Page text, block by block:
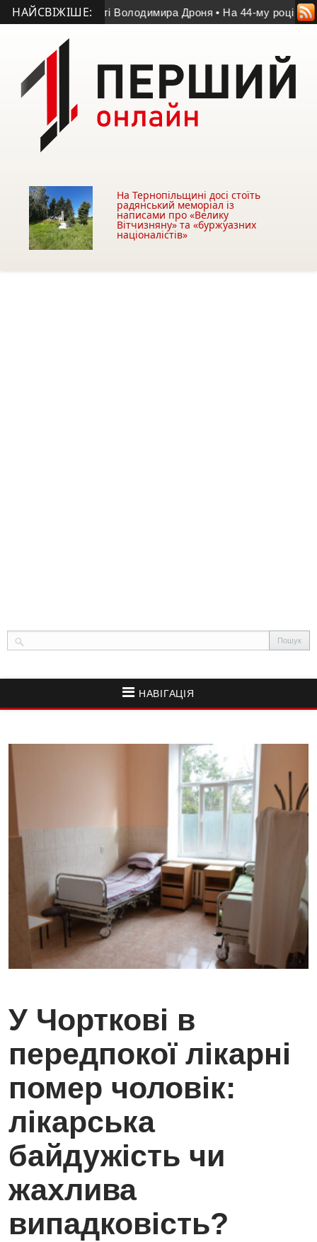
НАЙСВІЖІШЕ:
матчі пам’яті Володимира Дроня • На 44-му році життя
На Тернопільщині досі стоїть
радянський меморіал із
написами про «Велику
Вітчизняну» та «буржуазних
націоналістів»
НАВІГАЦІЯ
У Чорткові в
передпокої лікарні
помер чоловік:
лікарська
байдужість чи
жахлива
випадковість?